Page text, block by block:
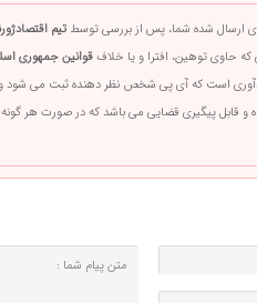
ارسال شده شما، پس از بررسی توسط تیم
که حاوی توهین، افترا و یا خلاف قوانین جمهوری
است که آی پی شخص نظر دهنده ثبت می شود و
و قابل پیگیری قضایی می باشد که در صورت هر